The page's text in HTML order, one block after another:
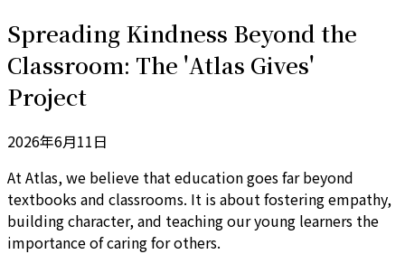
Spreading Kindness Beyond the
Classroom: The 'Atlas Gives'
Project
2026年6月11日
At Atlas, we believe that education goes far beyond
textbooks and classrooms. It is about fostering empathy,
building character, and teaching our young learners the
importance of caring for others.